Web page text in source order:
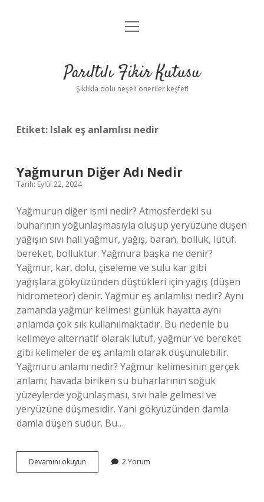
Anasayfa
Yasal Uyarı
menüyü
Parıltılı Fikir Kutusu
Şıklıkla dolu neşeli öneriler keşfet!
Etiket: Islak eş anlamlısı nedir
Yağmurun Diğer Adı Nedir
Tarih: Eylül 22, 2024
Yağmurun diğer ismi nedir? Atmosferdeki su
buharının yoğunlaşmasıyla oluşup yeryüzüne düşen
yağışın sıvı hali yağmur, yağış, baran, bolluk, lütuf.
bereket, bolluktur. Yağmura başka ne denir?
Yağmur, kar, dolu, çiseleme ve sulu kar gibi
yağışlara gökyüzünden düştükleri için yağış (düşen
hidrometeor) denir. Yağmur eş anlamlısı nedir? Aynı
zamanda yağmur kelimesi günlük hayatta aynı
anlamda çok sık kullanılmaktadır. Bu nedenle bu
kelimeye alternatif olarak lütuf, yağmur ve bereket
gibi kelimeler de eş anlamlı olarak düşünülebilir.
Yağmuru anlamı nedir? Yağmur kelimesinin gerçek
anlamı; havada biriken su buharlarının soğuk
yüzeylerde yoğunlaşması, sıvı hale gelmesi ve
yeryüzüne düşmesidir. Yani gökyüzünden damla
damla düşen sudur. Bu…
Devamını okuyun Yağmurun
Diğer
2 Yorum